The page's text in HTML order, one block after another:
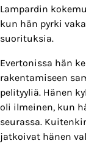
Lampardin
kun hän pyrki
suorituksia.
Evertonissa hän
rakentamiseen
pelityyliä. Hänen
oli ilmeinen, kun
seurassa.
jatkoivat hänen